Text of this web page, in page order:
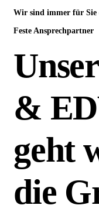
Wir sind immer für Sie
Feste Ansprechpartner
&
geht
die